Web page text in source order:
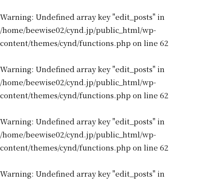
Warning: Undefined array key "edit_posts" in
/home/beewise02/cynd.jp/public_html/wp-
content/themes/cynd/functions.php on line 62
Warning: Undefined array key "edit_posts" in
/home/beewise02/cynd.jp/public_html/wp-
content/themes/cynd/functions.php on line 62
Warning: Undefined array key "edit_posts" in
/home/beewise02/cynd.jp/public_html/wp-
content/themes/cynd/functions.php on line 62
Warning: Undefined array key "edit_posts" in